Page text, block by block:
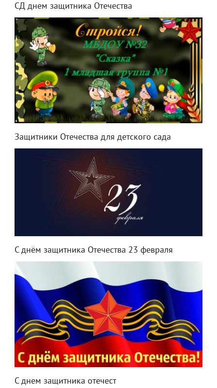
СД днем защитника Отечества
Защитники Отечества для детского сада
С днём защитника Отечества 23 февраля
С днем защитника отечест